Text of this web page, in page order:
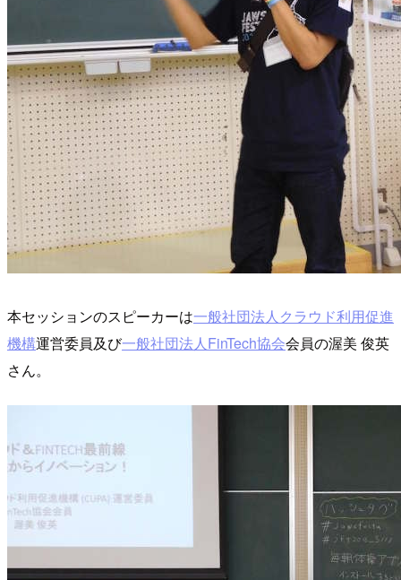
本セッションのスピーカーは一般社団法人クラウド利用促進
機構運営委員及び一般社団法人FinTech協会会員の渥美 俊英
さん。